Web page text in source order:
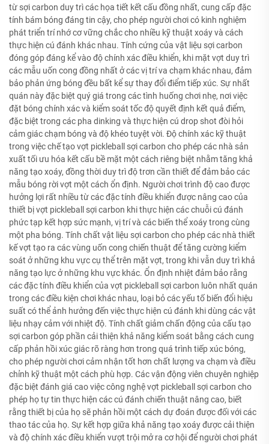
từ sợi carbon duy trì các họa tiết kết cấu đồng nhất, cung cấp đặc
tính bám bóng đáng tin cậy, cho phép người chơi có kinh nghiệm
phát triển trí nhớ cơ vững chắc cho nhiều kỹ thuật xoáy và cách
thực hiện cú đánh khác nhau. Tính cứng của vật liệu sợi carbon
đóng góp đáng kể vào độ chính xác điều khiển, khi mặt vợt duy trì
các mẫu uốn cong đồng nhất ở các vị trí va chạm khác nhau, đảm
bảo phản ứng bóng đều bất kể sự thay đổi điểm tiếp xúc. Sự nhất
quán này đặc biệt quý giá trong các tình huống chơi nhẹ, nơi việc
đặt bóng chính xác và kiểm soát tốc độ quyết định kết quả điểm,
đặc biệt trong các pha dinking và thực hiện cú drop shot đòi hỏi
cảm giác chạm bóng và độ khéo tuyệt vời. Độ chính xác kỹ thuật
trong việc chế tạo vợt pickleball sợi carbon cho phép các nhà sản
xuất tối ưu hóa kết cấu bề mặt một cách riêng biệt nhằm tăng khả
năng tạo xoáy, đồng thời duy trì độ trơn cần thiết để đảm bảo các
mẫu bóng rời vợt một cách ổn định. Người chơi trình độ cao được
hưởng lợi rất nhiều từ các đặc tính điều khiển được nâng cao của
thiết bị vợt pickleball sợi carbon khi thực hiện các chuỗi cú đánh
phức tạp kết hợp sức mạnh, vị trí và các biến thể xoáy trong cùng
một pha bóng. Tính chất vật liệu sợi carbon cho phép các nhà thiết
kế vợt tạo ra các vùng uốn cong chiến thuật để tăng cường kiểm
soát ở những khu vực cụ thể trên mặt vợt, trong khi vẫn duy trì khả
năng tạo lực ở những khu vực khác. Ổn định nhiệt đảm bảo rằng
các đặc tính điều khiển của vợt pickleball sợi carbon luôn nhất quán
trong các điều kiện chơi khác nhau, loại bỏ các yếu tố biến đổi hiệu
suất có thể ảnh hưởng đến việc thực hiện cú đánh khi dùng các vật
liệu nhạy cảm với nhiệt độ. Tính chất giảm chấn động của cấu tạo
sợi carbon góp phần cải thiện khả năng kiểm soát bằng cách cung
cấp phản hồi xúc giác rõ ràng hơn trong quá trình tiếp xúc bóng,
cho phép người chơi cảm nhận tốt hơn chất lượng va chạm và điều
chỉnh kỹ thuật một cách phù hợp. Các vận động viên chuyên nghiệp
đặc biệt đánh giá cao việc công nghệ vợt pickleball sợi carbon cho
phép họ tự tin thực hiện các cú đánh chiến thuật nâng cao, biết
rằng thiết bị của họ sẽ phản hồi một cách dự đoán được đối với các
thao tác của họ. Sự kết hợp giữa khả năng tạo xoáy được cải thiện
và độ chính xác điều khiển vượt trội mở ra cơ hội để người chơi phát